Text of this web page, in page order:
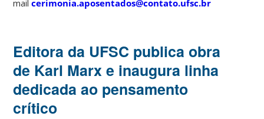
mailcerimonia.aposentados@contato.ufsc.br
Editora da UFSC publica obra
de Karl Marx e inaugura linha
dedicada ao pensamento
crítico